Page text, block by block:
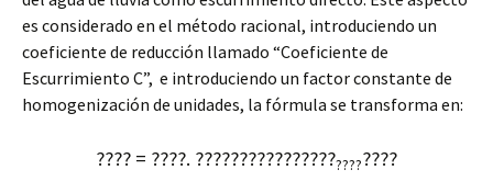
es considerado en el método racional, introduciendo un
coeficiente de reducción llamado “Coeficiente de
Escurrimiento C”, e introduciendo un factor constante de
homogenización de unidades, la fórmula se transforma en:
???? = ????. ????????????????????????